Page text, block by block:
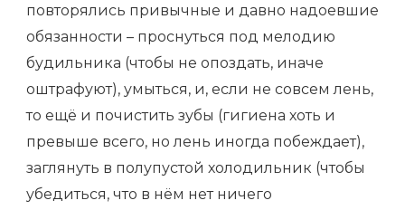
повторялись привычные и давно надоевшие
обязанности – проснуться под мелодию
будильника (чтобы не опоздать, иначе
оштрафуют), умыться, и, если не совсем лень,
то ещё и почистить зубы (гигиена хоть и
превыше всего, но лень иногда побеждает),
заглянуть в полупустой холодильник (чтобы
убедиться, что в нём нет ничего